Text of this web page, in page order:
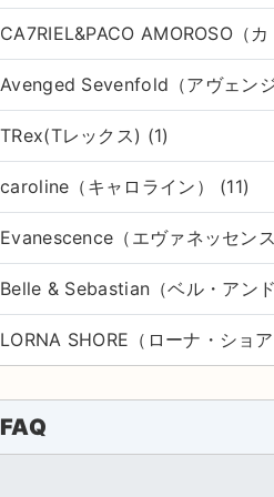
CA7RIEL&PACO AMOROSO（
Avenged Sevenfold（アヴェン
TRex(Tレックス) (1)
caroline（キャロライン） (11)
Evanescence（エヴァネッセン
Belle & Sebastian（ベル・アン
LORNA SHORE（ローナ・ショ
FAQ